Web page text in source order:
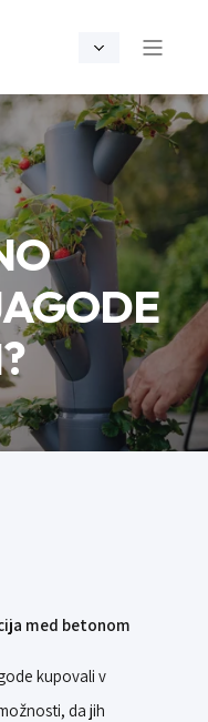
med betonom
kupovali v
da jih